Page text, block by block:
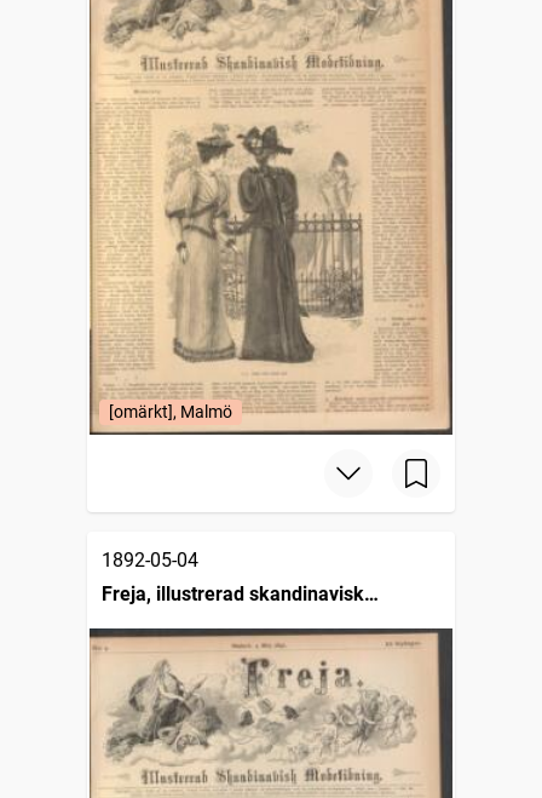
[omärkt], Malmö
1892-05-04
Freja, illustrerad skandinavisk